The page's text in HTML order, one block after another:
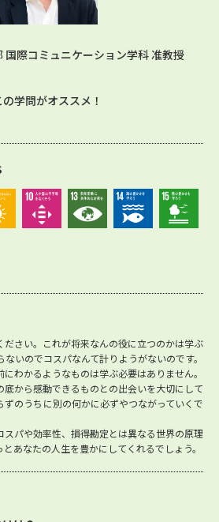
国際コミュニケーション学科 准教授
学問がオススメ！
ださい。これが将来なんの役に立つのかは学ぶ
いのでコスパなんて計りようがないのです。
わかるようなものは学ぶ必要はありません。
から感動できるものとの出会いを大切にして
ずのうちに別の何かに必ずやつながっていくで
パや効率性、損得勘定とは異なる世界の原理
あなたの人生を豊かにしてくれるでしょう。